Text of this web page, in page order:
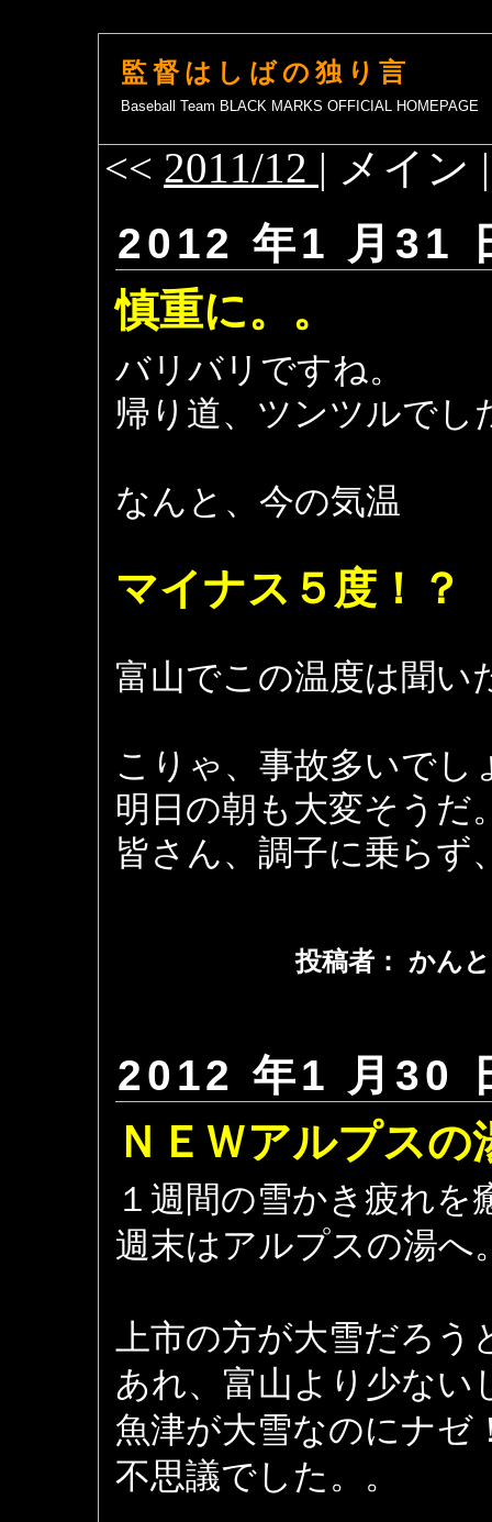
監督はしばの独り言
Baseball Team BLACK MARKS OFFICIAL HOMEPAGE
<< 2011/12 | メイン
2012 年1 月31
慎重に。。
バリバリですね。
帰り道、ツンツルでし
なんと、今の気温
マイナス５度！？
富山でこの温度は聞い
こりゃ、事故多いでし
明日の朝も大変そうだ
皆さん、調子に乗らず
投稿者： かん
2012 年1 月30
ＮＥＷアルプスの
１週間の雪かき疲れを
週末はアルプスの湯へ
上市の方が大雪だろ
あれ、富山より少ない
魚津が大雪なのにナゼ
不思議でした。。